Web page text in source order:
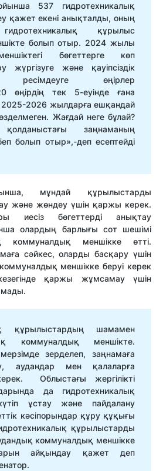
537 гидротехникалық
қажет екені анықталды, оның
құрылыс
болып отыр. 2024 жылы
бөгеттерге көп
жүргізуге және қауіпсіздік
ресімдеуге өңірлер
өңірдің тек 5-еуінде ғана
2025-2026 жылдарға ешқандай
Жағдай неге бұлай?
заңнаманың
болып отыр»,-деп есептейді
мұндай құрылыстарды
және жөндеу үшін қаржы керек.
иесіз бөгеттерді анықтау
олардың барлығы сот шешімі
коммуналдық меншікке өтті.
сәйкес, оларды басқару үшін
меншікке беруі керек
қаржы жұмсамау үшін
құрылыстардың шамамен
коммуналдық меншікте.
зерделеп, заңнамаға
аудандар мен қалаларға
Облыстағы жергілікті
да гидротехникалық
ұстау және пайдалану
кәсіпорындар құру құқығы
құрылыстарды
коммуналдық меншікке
айқындау қажет деп